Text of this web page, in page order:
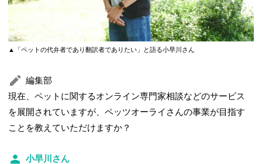
▲「ペットの代弁者であり翻訳者でありたい」と語る小早川さん
編集部
現在、ペットに関するオンライン専門家相談などのサービス
を展開されていますが、ペッツオーライさんの事業が目指す
ことを教えていただけますか？
小早川さん